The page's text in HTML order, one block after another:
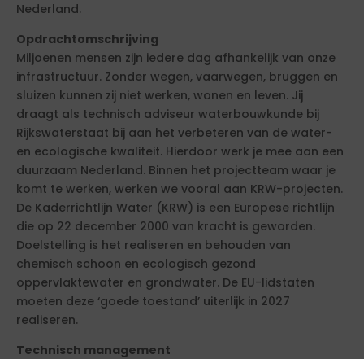
Nederland.
Opdrachtomschrijving
Miljoenen mensen zijn iedere dag afhankelijk van onze
infrastructuur. Zonder wegen, vaarwegen, bruggen en
sluizen kunnen zij niet werken, wonen en leven. Jij
draagt als technisch adviseur waterbouwkunde bij
Rijkswaterstaat bij aan het verbeteren van de water-
en ecologische kwaliteit. Hierdoor werk je mee aan een
duurzaam Nederland. Binnen het projectteam waar je
komt te werken, werken we vooral aan KRW-projecten.
De Kaderrichtlijn Water (KRW) is een Europese richtlijn
die op 22 december 2000 van kracht is geworden.
Doelstelling is het realiseren en behouden van
chemisch schoon en ecologisch gezond
oppervlaktewater en grondwater. De EU-lidstaten
moeten deze ‘goede toestand’ uiterlijk in 2027
realiseren.
Technisch management